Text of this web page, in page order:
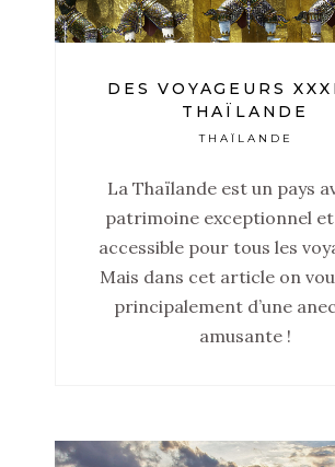
DES VOYAGEURS
THAÏLANDE
THAÏLANDE
La Thaïlande est un pays
patrimoine exceptionnel
accessible pour tous les
Mais dans cet article on
principalement d’une
amusante !